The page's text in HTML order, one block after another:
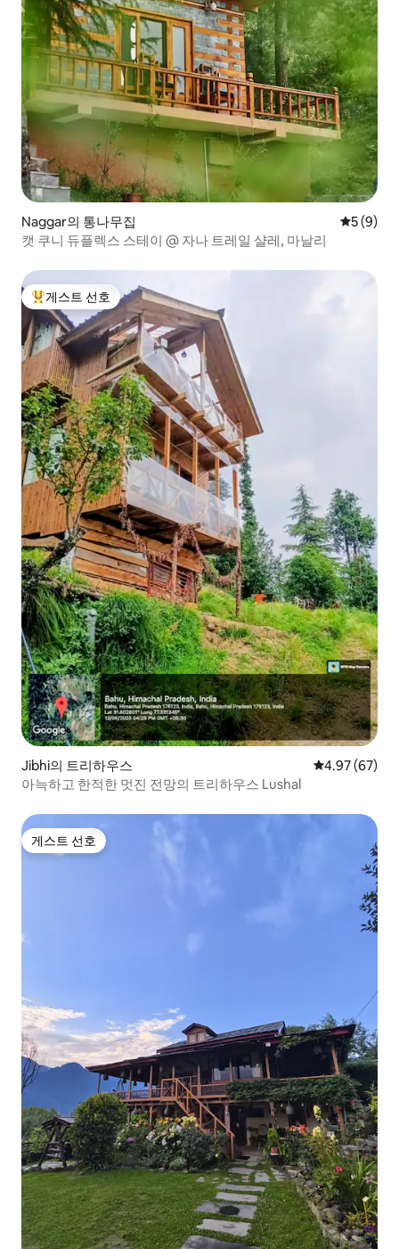
Naggar의 통나무집 평점 5점
5 (9)
캣 쿠니 듀플렉스 스테이 @ 자나 트레일 샬레, 마날리
상위 게스트 선호
게스트 선호
Jibhi의 트리하우스 평점 4.97점(5
4.97 (67)
아늑하고 한적한 멋진 전망의 트리하우스 Lushal
게스트 선호
게스트 선호